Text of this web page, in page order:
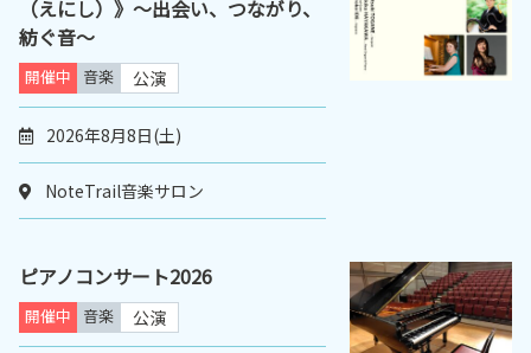
（えにし）》〜出会い、つながり、
紡ぐ音〜
開催中 音楽 公演
2026年8月8日(土)
NoteTrail音楽サロン
ピアノコンサート2026
開催中 音楽 公演